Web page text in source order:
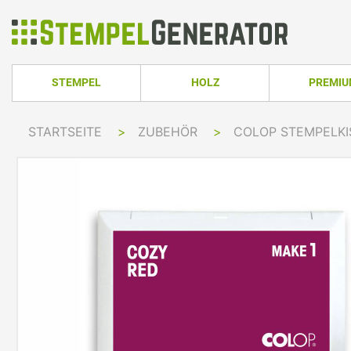
STEMPEL
IMPRINT LINE
TRODAT PRINTY DATER
TRODAT PROFESSIONAL LINE
COLOP GREEN
COLOP EXPERT
COLOP CLASSIC
HOLZ
TRODAT
STARTSEITE > ZUBEHÖR > COLOP